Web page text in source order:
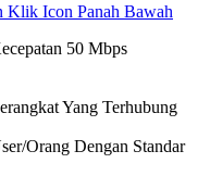
Klik Icon Panah Bawah
50 Mbps
Yang Terhubung
Orang Dengan Standar